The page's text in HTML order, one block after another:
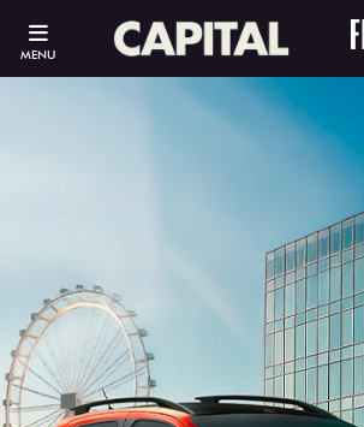
MENU
ESTOU INTERESSADO